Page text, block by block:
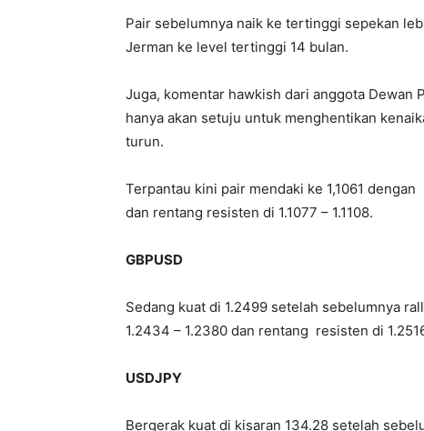
Pair sebelumnya naik ke tertinggi sepekan
Jerman ke level tertinggi 14 bulan.
Juga, komentar hawkish dari anggota Dewan
hanya akan setuju untuk menghentikan
turun.
Terpantau kini pair mendaki ke 1,1061
dan rentang resisten di 1.1077 – 1.1108.
GBPUSD
Sedang kuat di 1.2499 setelah sebelumnya
1.2434 – 1.2380 dan rentang resisten di
USDJPY
Bergerak kuat di kisaran 134.28 setelah